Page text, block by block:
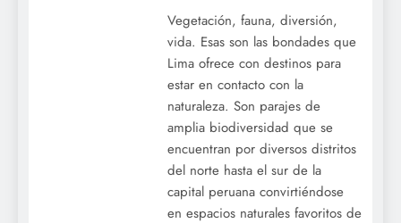
Vegetación, fauna, diversión,
vida. Esas son las bondades que
Lima ofrece con destinos para
estar en contacto con la
naturaleza. Son parajes de
amplia biodiversidad que se
encuentran por diversos distritos
del norte hasta el sur de la
capital peruana convirtiéndose
en espacios naturales favoritos de